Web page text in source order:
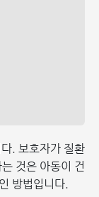
. 보호자가 질환
것은 아동이 건
방법입니다.